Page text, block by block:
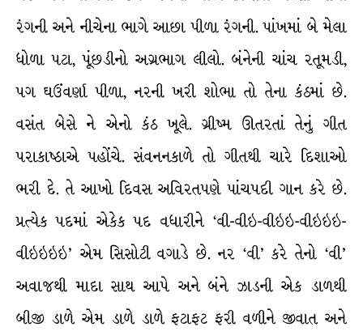
રંગની અને નીચેના ભાગે આછા પીળા રંગની. પાંખમાં બે મેલા
ધોળા પટા, પૂંછડીનો અગ્રભાગ લીલો. બંનેની ચાંચ રતૂમડી,
પગ ઘઉંવર્ણા પીળા, નરની ખરી શોભા તો તેના કંઠમાં છે.
વસંત બેસે ને એનો કંઠ ખૂલે. ગ્રીષ્મ ઊતરતાં તેનું ગીત
પરાકાષ્ઠાએ પહોંચે. સંવનનકાળે તો ગીતથી ચારે દિશાઓ
ભરી દે. તે આખો દિવસ અવિરતપણે પાંચપદી ગાન કરે છે.
પ્રત્યેક પદમાં એકેક પદ વધારીને ‘વી-વીઇ-વીઇઇ-વીઇઇઇ-
વીઇઇઇઇ’ એમ સિસોટી વગાડે છે. નર ‘વી’ કરે તેનો ‘વી’
અવાજથી માદા સાથ આપે અને બંને ઝાડની એક ડાળથી
બીજી ડાળે એમ ડાળે ડાળે ફટાફટ ફરી વળીને જીવાત અને